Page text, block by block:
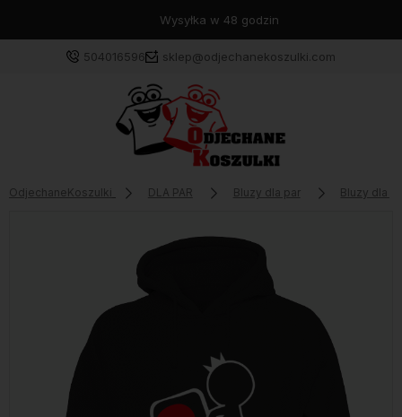
Wysyłka w 48 godzin
504016596 sklep@odjechanekoszulki.com
OdjechaneKoszulki DLA PAR Bluzy dla par Bluzy dla